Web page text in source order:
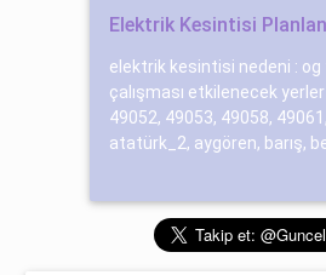
Elektrik Kesintisi
elektrik kesintisi nedeni :
çalışması etkilenecek
49052, 49053, 49058,
atatürk_2, aygören, barış,